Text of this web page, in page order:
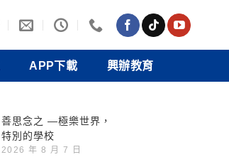
APP下載 興辦教育
善思念之 —極樂世界，
特別的學校
2026 年 8 月 7 日